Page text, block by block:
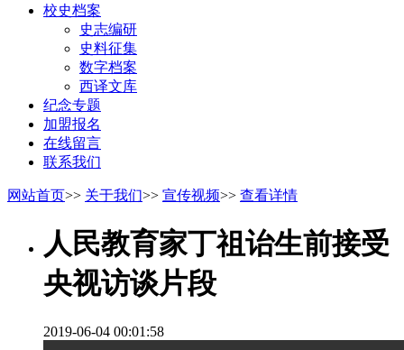
校史档案
史志编研
史料征集
数字档案
西译文库
纪念专题
加盟报名
在线留言
联系我们
网站首页>> 关于我们>> 宣传视频>> 查看详情
人民教育家丁祖诒生前接受
央视访谈片段
2019-06-04 00:01:58